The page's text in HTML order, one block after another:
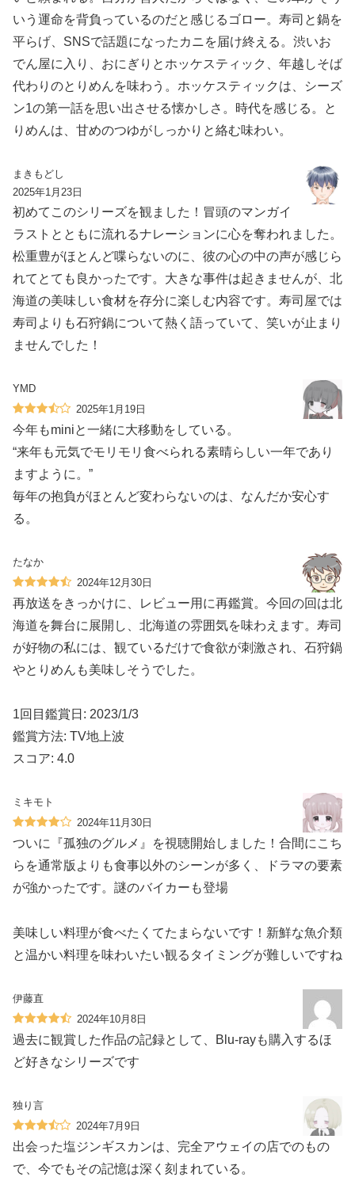
いう運命を背負っているのだと感じるゴロー。寿司と鍋を
平らげ、SNSで話題になったカニを届け終える。渋いお
でん屋に入り、おにぎりとホッケスティック、年越しそば
代わりのとりめんを味わう。ホッケスティックは、シーズ
ン1の第一話を思い出させる懐かしさ。時代を感じる。と
りめんは、甘めのつゆがしっかりと絡む味わい。
まきもどし
2025年1月23日
初めてこのシリーズを観ました！冒頭のマンガイ
ラストとともに流れるナレーションに心を奪われました。
松重豊がほとんど喋らないのに、彼の心の中の声が感じら
れてとても良かったです。大きな事件は起きませんが、北
海道の美味しい食材を存分に楽しむ内容です。寿司屋では
寿司よりも石狩鍋について熱く語っていて、笑いが止まり
ませんでした！
YMD
2025年1月19日
今年もminiと一緒に大移動をしている。
“来年も元気でモリモリ食べられる素晴らしい一年であり
ますように。”
毎年の抱負がほとんど変わらないのは、なんだか安心す
る。
たなか
2024年12月30日
再放送をきっかけに、レビュー用に再鑑賞。今回の回は北
海道を舞台に展開し、北海道の雰囲気を味わえます。寿司
が好物の私には、観ているだけで食欲が刺激され、石狩鍋
やとりめんも美味しそうでした。
1回目鑑賞日: 2023/1/3
鑑賞方法: TV地上波
スコア: 4.0
ミキモト
2024年11月30日
ついに『孤独のグルメ』を視聴開始しました！合間にこち
らを通常版よりも食事以外のシーンが多く、ドラマの要素
が強かったです。謎のバイカーも登場️
美味しい料理が食べたくてたまらないです！新鮮な魚介類
と温かい料理を味わいたい観るタイミングが難しいですね
伊藤直
2024年10月8日
過去に観賞した作品の記録として、Blu-rayも購入するほ
ど好きなシリーズです
独り言
2024年7月9日
出会った塩ジンギスカンは、完全アウェイの店でのもの
で、今でもその記憶は深く刻まれている。